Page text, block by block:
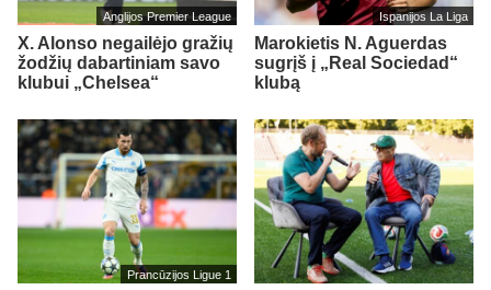
Anglijos Premier League
X. Alonso negailėjo gražių
žodžių dabartiniam savo
klubui „Chelsea“
Ispanijos La Liga
Marokietis N. Aguerdas
sugrįš į „Real Sociedad“
klubą
Prancūzijos Ligue 1